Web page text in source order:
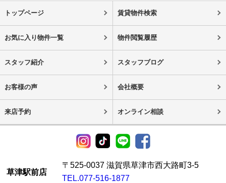
トップページ 賃貸物件検索
お気に入り物件一覧 物件閲覧履歴
スタッフ紹介 スタッフブログ
お客様の声 会社概要
来店予約 オンライン相談
草津駅前店
〒525-0037 滋賀県草津市西大路町3-5
TEL.077-516-1877